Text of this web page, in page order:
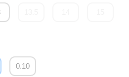
0.10